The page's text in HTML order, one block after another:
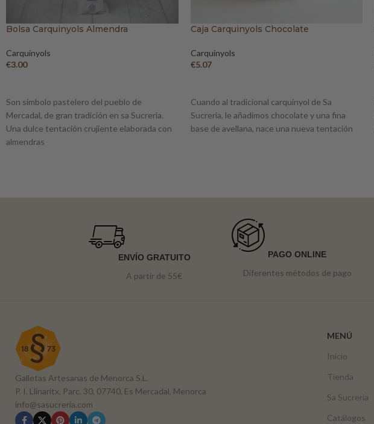
Bolsa Carquinyols Almendra
Carquinyols
€3.00
Son símbolo pastelero del pueblo de
Mercadal, de gran tradición en sa Sucreria.
Una dulce tentación crujiente elaborada con
almendras
Caja Carquinyols Chocolate
Carquinyols
€5.07
Cuando al tradicional carquinyol de Sa
Sucreria, le añadimos chocolate y una fina
base de avellana, nace una nueva tentación
ENVÍO GRATUITO
A partir de 55€
PAGO ONLINE
Diferentes métodos de pago
Galletas Artesanas de Menorca S.L.
P. I. Llinaritx, Parc. 30, 07740, Es Mercadal, Menorca
info@sasucreria.com
MENÚ
Inicio
Tienda
Sa Sucreria
Catálogos